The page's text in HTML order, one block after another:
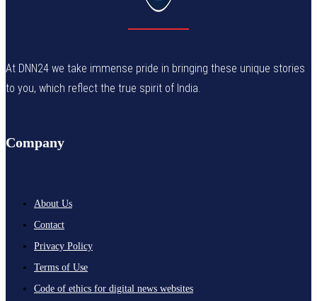
At DNN24 we take immense pride in bringing these unique stories
to you, which reflect the true spirit of India.
Company
About Us
Contact
Privacy Policy
Terms of Use
Code of ethics for digital news websites